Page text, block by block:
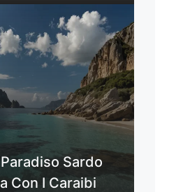
Sardo
Con I Caraibi